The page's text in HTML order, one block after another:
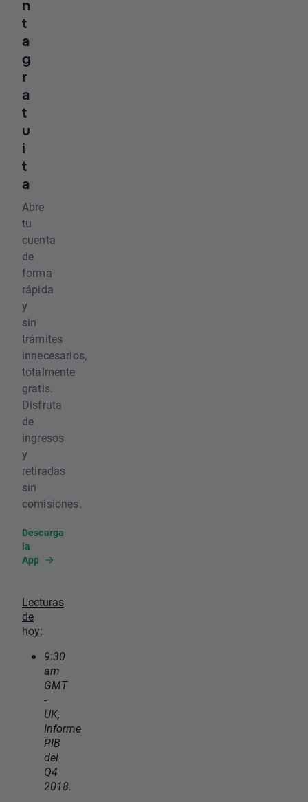
n
t
a
g
r
a
t
u
i
t
a
Abre
tu
cuenta
de
forma
rápida
y
sin
trámites
innecesarios,
totalmente
gratis.
Disfruta
de
ingresos
y
retiradas
sin
comisiones.
Descarga
la
App
Lecturas
de
hoy:
9:30
am
GMT
-
UK,
Informe
PIB
del
Q4
2018.